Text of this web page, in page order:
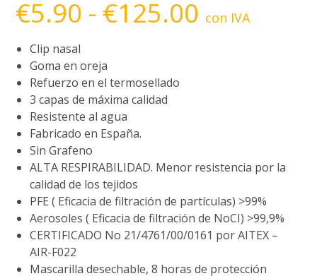
€5.90 - €125.00 de
precios:
con IVA
Clip nasal
Goma en oreja
Refuerzo en el termosellado
3 capas de máxima calidad
Resistente al agua
Fabricado en España.
Sin Grafeno
ALTA RESPIRABILIDAD. Menor resistencia por la
calidad de los tejidos
PFE ( Eficacia de filtración de partículas) >99%
Aerosoles ( Eficacia de filtración de NoCI) >99,9%
CERTIFICADO No 21/4761/00/0161 por AITEX –
AIR-F022
Mascarilla desechable, 8 horas de protección